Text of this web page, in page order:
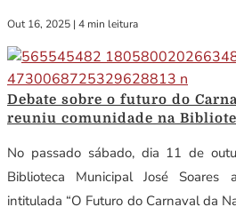
Out 16, 2025 | 4 min leitura
Debate sobre o futuro do
reuniu comunidade na
No passado sábado, dia 11 de
Biblioteca Municipal José Soares
intitulada “O Futuro do Carnaval da